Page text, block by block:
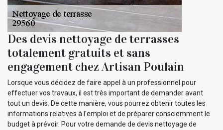
Des devis nettoyage de terrasses
totalement gratuits et sans
engagement chez Artisan Poulain
Lorsque vous décidez de faire appel à un professionnel pour
effectuer vos travaux, il est très important de demander avant
tout un devis. De cette manière, vous pourrez obtenir toutes les
informations relatives à l'emploi et de préparer consciemment le
budget à prévoir. Pour votre demande de devis nettoyage de